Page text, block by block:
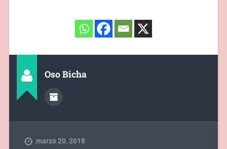
Oso Bicha
marzo 20, 2018